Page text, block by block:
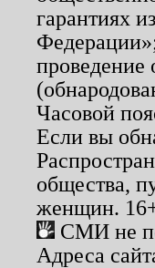
гарантиях
Часовой
Если вы
общества,
женщин. 16+
СМИ не
Адреса